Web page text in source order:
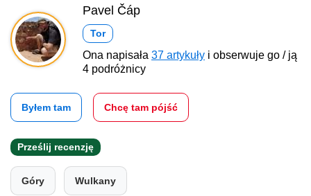
Pavel Čáp
Tor
Ona napisała 37 artykuły i obserwuje go / ją
4 podróżnicy
Byłem tam Chcę tam pójść
Prześlij recenzję
Góry Wulkany